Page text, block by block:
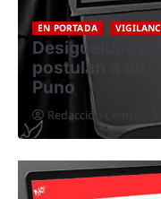
EN PORTADA
Desigualdad
postulan a un
Puno
Redacción Central